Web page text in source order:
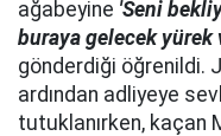
ağabeyine 'Seni
buraya gelecek yürek
gönderdiği öğrenildi.
ardından adliyeye
tutuklanırken, kaçan